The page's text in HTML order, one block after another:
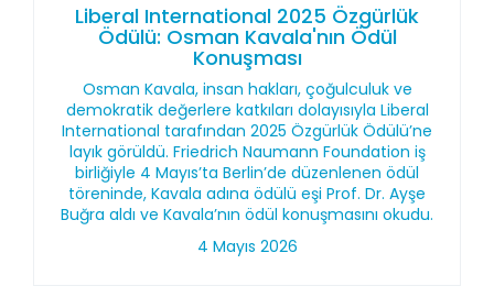
Liberal International 2025 Özgürlük
Ödülü: Osman Kavala'nın Ödül
Konuşması
Osman Kavala, insan hakları, çoğulculuk ve
demokratik değerlere katkıları dolayısıyla Liberal
International tarafından 2025 Özgürlük Ödülü’ne
layık görüldü. Friedrich Naumann Foundation iş
birliğiyle 4 Mayıs’ta Berlin’de düzenlenen ödül
töreninde, Kavala adına ödülü eşi Prof. Dr. Ayşe
Buğra aldı ve Kavala’nın ödül konuşmasını okudu.
4 Mayıs 2026